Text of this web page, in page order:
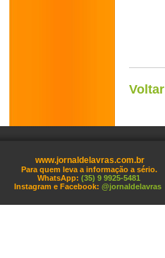
Voltar
www.jornaldelavras.com.br
Para quem leva a informação a sério.
WhatsApp: (35) 9 9925-5481
Instagram e Facebook: @jornaldelavras